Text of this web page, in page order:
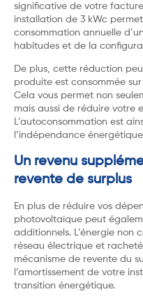
significative de votre
installation de 3 kWc
consommation annuelle
habitudes et de la
De plus, cette réduction
produite est consommée
Cela vous permet non
mais aussi de réduire votre
L’autoconsommation est
l’indépendance
Un revenu
revente de surplus
En plus de réduire vos
photovoltaïque peut
additionnels. L’énergie non
réseau électrique et
mécanisme de revente du
l’amortissement de votre
transition énergétique.